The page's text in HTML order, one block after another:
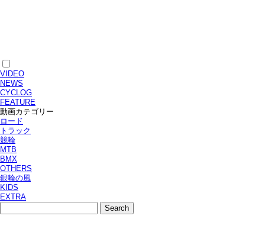
VIDEO
NEWS
CYCLOG
FEATURE
動画カテゴリー
ロード
トラック
競輪
MTB
BMX
OTHERS
銀輪の風
KIDS
EXTRA